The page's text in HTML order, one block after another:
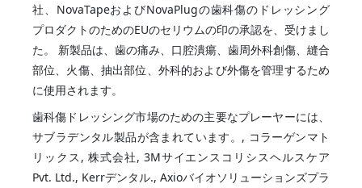
社、NovaTapeおよびNovaPlugの歯科傷のドレッシング
プロダクトのためのEUのセリウムの印の承認を、受けまし
た。 新製品は、歯の痛み、口腔潰瘍、歯周外科創傷、縫合
部位、火傷、抽出部位、外科的および外傷を管理するため
に使用されます。
歯科傷ドレッシング市場のための主要なプレーヤーには、
サブラデンタル製品が含まれています。, コラーゲンマト
リックス, 株式会社, 3Mサイエンスコリシスヘルスケア
Pvt. Ltd., Kerrデンタル., Axioバイオソリューションズプラ